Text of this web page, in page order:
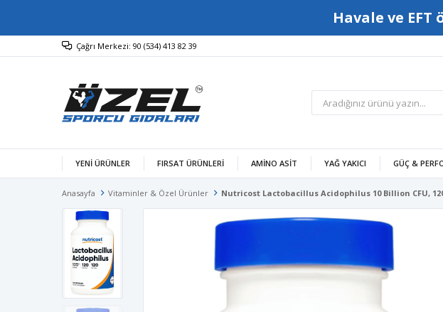
Havale ve
Çağrı Merkezi: 90 (534) 413 82 39
YENİ ÜRÜNLER FIRSAT ÜRÜNLERİ AMINO ASIT YAĞ YAKICI GÜÇ &
Anasayfa Vitaminler & Özel Ürünler Nutricost Lactobacillus Acidophilus 10 Billion CFU,